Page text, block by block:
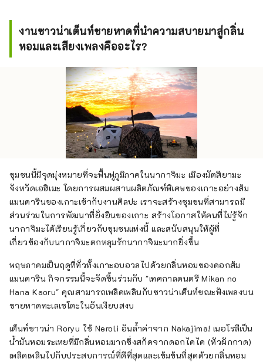
งานซาวน่าเต็นท์ชายหาดที่นำความสบายมาสู่กลิ่น
หอมและเสียงเพลงคืออะไร?
ชุมชนนี้มีจุดมุ่งหมายที่จะฟื้นฟูภูมิภาคในนากาจิมะ เมืองมัตสึยามะ
จังหวัดเอฮิเมะ โดยการผสมผสานผลิตภัณฑ์พิเศษของเกาะอย่างส้ม
แมนดารินของเกาะเข้ากับงานศิลปะ เราจะสร้างชุมชนที่สามารถมี
ส่วนร่วมในการพัฒนาที่ยั่งยืนของเกาะ สร้างโอกาสให้คนที่ไม่รู้จัก
นากาจิมะได้เรียนรู้เกี่ยวกับชุมชนแห่งนี้ และสนับสนุนให้ผู้ที่
เกี่ยวข้องกับนากาจิมะตกหลุมรักนากาจิมะมากยิ่งขึ้น
พฤษภาคมเป็นฤดูที่ทั่วทั้งเกาะอบอวลไปด้วยกลิ่นหอมของดอกส้ม
แมนดาริน กิจกรรมนี้จะจัดขึ้นร่วมกับ "เทศกาลดนตรี Mikan no
Hana Kaoru" คุณสามารถเพลิดเพลินกับซาวน่าเต็นท์ขณะฟังเพลงบน
ชายหาดทะเลเซโตะในอันเงียบสงบ
เต็นท์ซาวน่า Roryu ใช้ Neroli อันล้ำค่าจาก Nakajima! เนอโรลีเป็น
น้ำมันหอมระเหยที่มีกลิ่นหอมมากซึ่งสกัดจากดอกไดได (หัวผักกาด)
เพลิดเพลินไปกับประสบการณ์ที่ดีที่สุดและเข้มข้นที่สุดด้วยกลิ่นหอม